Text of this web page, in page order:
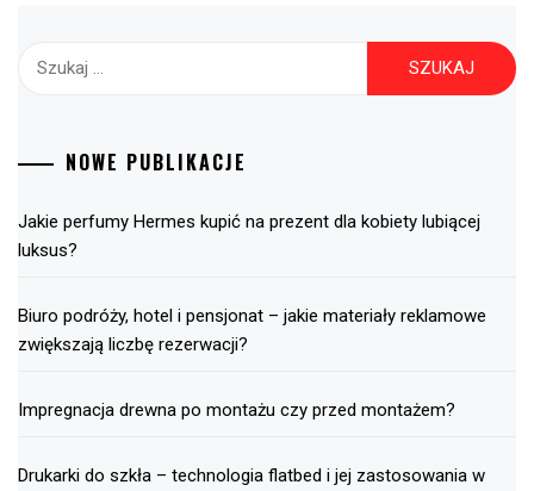
Szukaj:
NOWE PUBLIKACJE
Jakie perfumy Hermes kupić na prezent dla kobiety lubiącej
luksus?
Biuro podróży, hotel i pensjonat – jakie materiały reklamowe
zwiększają liczbę rezerwacji?
Impregnacja drewna po montażu czy przed montażem?
Drukarki do szkła – technologia flatbed i jej zastosowania w